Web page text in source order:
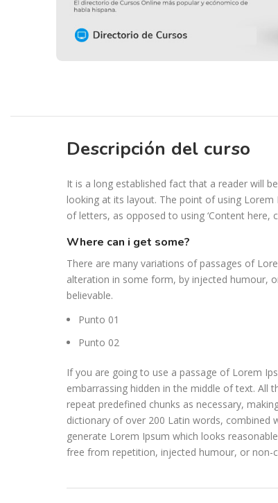
Descripción del curso
It is a long established fact that a reader will
looking at its layout. The point of using
of letters, as opposed to using ‘Content here,
where can i get some?
There are many variations of passages of
alteration in some form, by injected humour,
believable.
Punto 01
Punto 02
If you are going to use a passage of Lorem
embarrassing hidden in the middle of text.
repeat predefined chunks as necessary,
dictionary of over 200 Latin words, combined
generate Lorem Ipsum which looks
free from repetition, injected humour, or non-